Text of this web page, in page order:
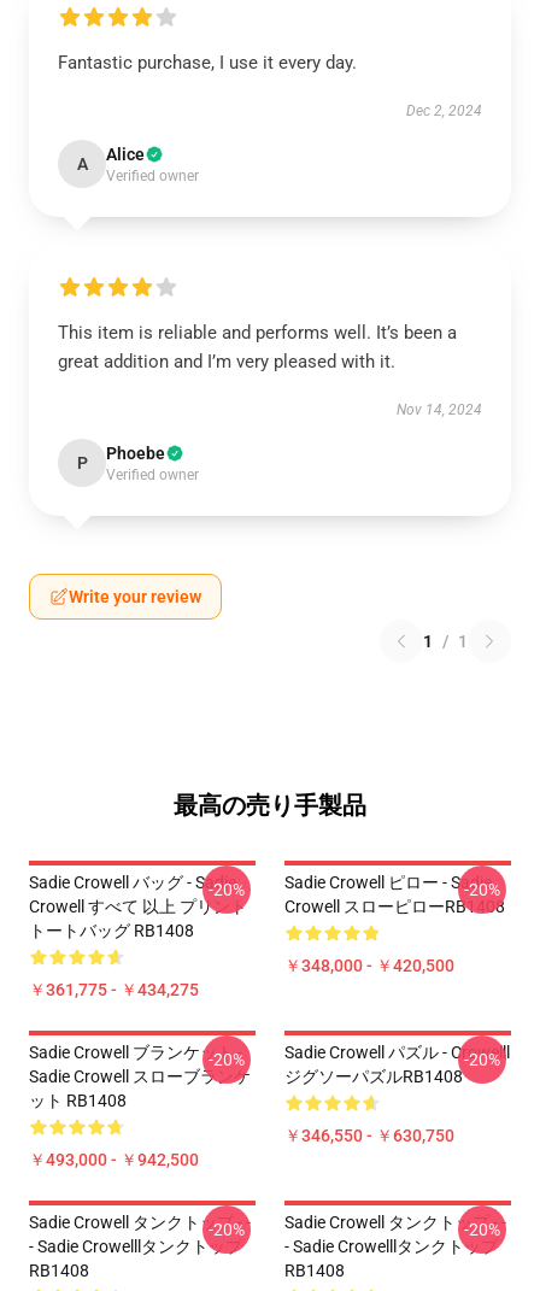
Fantastic purchase, I use it every day.
Dec 2, 2024
A Alice
Verified owner
This item is reliable and performs well. It’s been a
great addition and I’m very pleased with it.
Nov 14, 2024
P Phoebe
Verified owner
Write your review
1 / 1
最高の売り手製品
Sadie Crowell バッグ - Sadie
Crowell すべて 以上 プリント
トートバッグ RB1408
￥361,775 - ￥434,275
-20%
Sadie Crowell ピロー - Sadie
Crowell スローピローRB1408
￥348,000 - ￥420,500
-20%
Sadie Crowell ブランケット -
Sadie Crowell スローブランケ
ット RB1408
￥493,000 - ￥942,500
-20%
Sadie Crowell パズル - Crowelll
ジグソーパズルRB1408
￥346,550 - ￥630,750
-20%
Sadie Crowell タンクトップ - -
- Sadie Crowelllタンクトップ
RB1408
-20%
Sadie Crowell タンクトップ - -
- Sadie Crowelllタンクトップ
RB1408
-20%